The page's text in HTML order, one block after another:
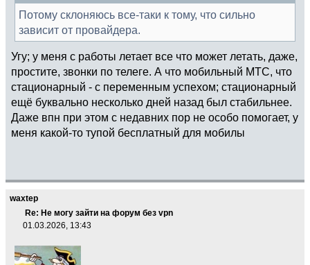
Потому склоняюсь все-таки к тому, что сильно
зависит от провайдера.
Угу; у меня с работы летает все что может летать, даже,
простите, звонки по телеге. А что мобильный МТС, что
стационарный - с переменным успехом; стационарный
ещё буквально несколько дней назад был стабильнее.
Даже впн при этом с недавних пор не особо помогает, у
меня какой-то тупой бесплатный для мобилы
waxtep
Re: Не могу зайти на форум без vpn
01.03.2026, 13:43